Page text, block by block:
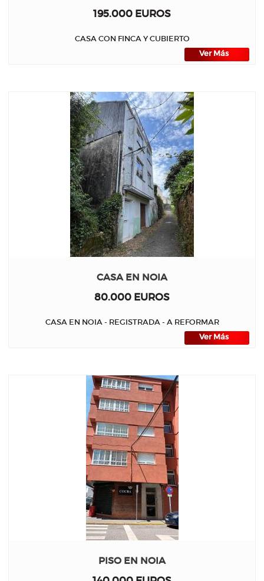
195.000 EUROS
CASA CON FINCA Y CUBIERTO
Ver Más
CASA EN NOIA
80.000 EUROS
CASA EN NOIA - REGISTRADA - A REFORMAR
Ver Más
PISO EN NOIA